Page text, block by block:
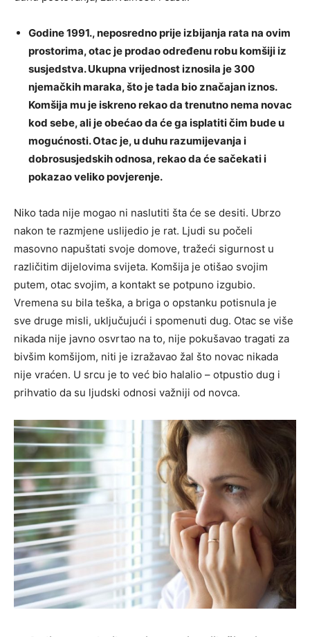
Godine 1991., neposredno prije izbijanja rata na ovim
prostorima, otac je prodao određenu robu komšiji iz
susjedstva. Ukupna vrijednost iznosila je 300
njemačkih maraka, što je tada bio značajan iznos.
Komšija mu je iskreno rekao da trenutno nema novac
kod sebe, ali je obećao da će ga isplatiti čim bude u
mogućnosti. Otac je, u duhu razumijevanja i
dobrosusjedskih odnosa, rekao da će sačekati i
pokazao veliko povjerenje.
Niko tada nije mogao ni naslutiti šta će se desiti. Ubrzo
nakon te razmjene uslijedio je rat. Ljudi su počeli
masovno napuštati svoje domove, tražeći sigurnost u
različitim dijelovima svijeta. Komšija je otišao svojim
putem, otac svojim, a kontakt se potpuno izgubio.
Vremena su bila teška, a briga o opstanku potisnula je
sve druge misli, uključujući i spomenuti dug. Otac se više
nikada nije javno osvrtao na to, nije pokušavao tragati za
bivšim komšijom, niti je izražavao žal što novac nikada
nije vraćen. U srcu je to već bio halalio – otpustio dug i
prihvatio da su ljudski odnosi važniji od novca.